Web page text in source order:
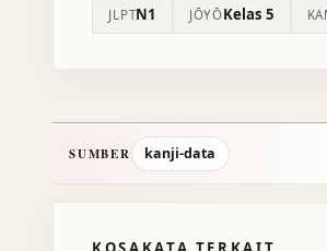
JLPTN1 JŌYŌKelas 5
SUMBER kanji-data